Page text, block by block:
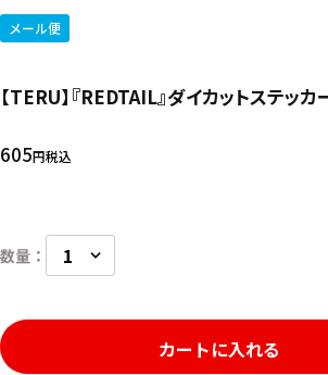
メール便
【TERU】『REDTAIL』ダイカットステッ
605 税込
カートに入れる